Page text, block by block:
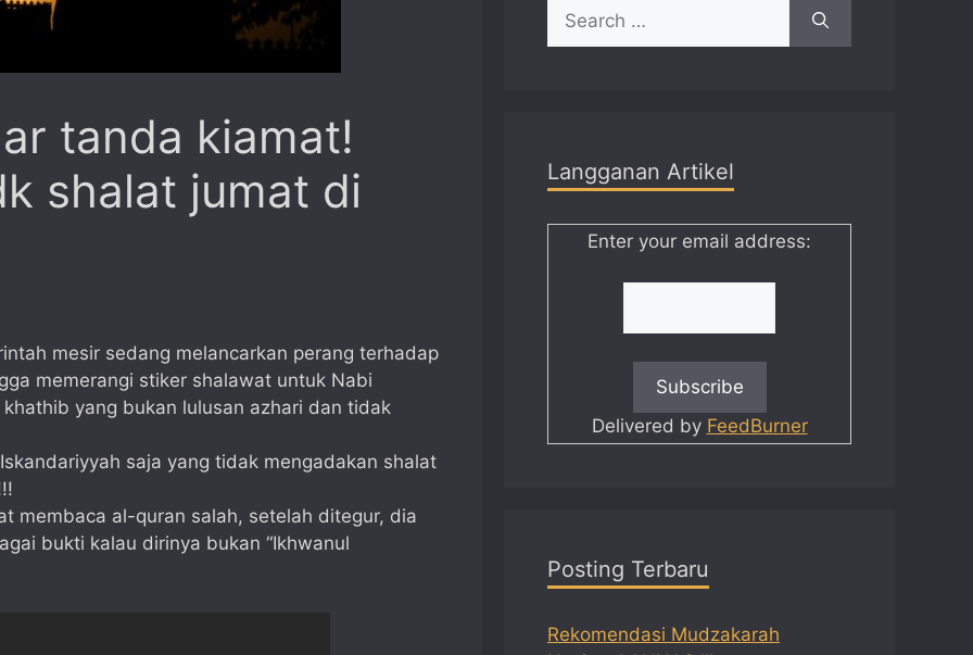
tanda kiamat!
shalat jumat di
mesir sedang melancarkan perang terhadap
memerangi stiker shalawat untuk Nabi
yang bukan lulusan azhari dan tidak
saja yang tidak mengadakan shalat
membaca al-quran salah, setelah ditegur, dia
bukti kalau dirinya bukan “Ikhwanul
for:
Langganan Artikel
Enter your email address:
Delivered by FeedBurner
Posting Terbaru
Rekomendasi Mudzakarah